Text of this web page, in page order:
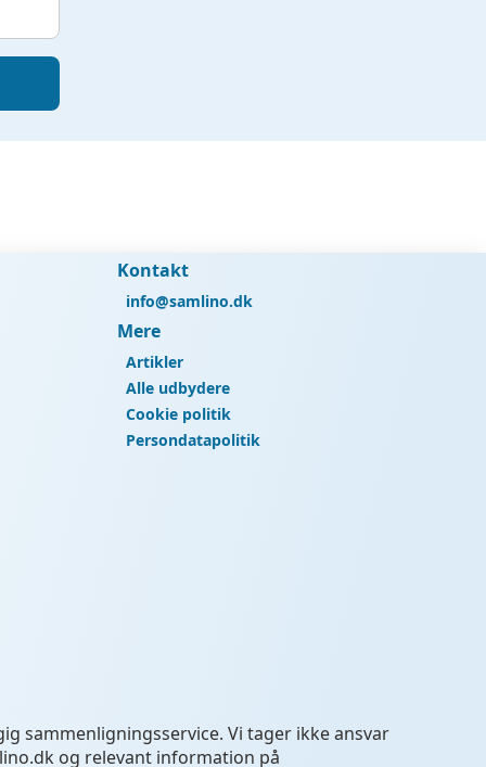
Kontakt
info@samlino.dk
Mere
Artikler
Alle udbydere
Cookie politik
Persondatapolitik
sammenligningsservice. Vi tager ikke ansvar
og relevant information på